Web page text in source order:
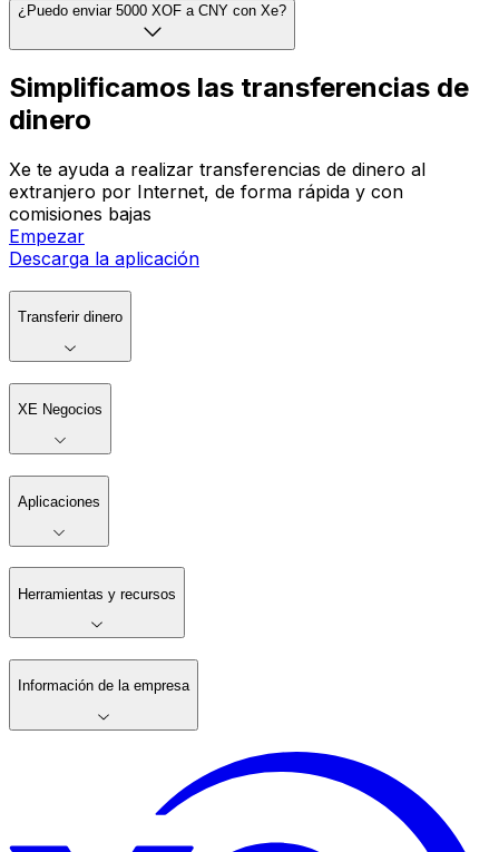
¿Puedo enviar 5000 XOF a CNY con Xe?
Simplificamos las transferencias de
dinero
Xe te ayuda a realizar transferencias de dinero al
extranjero por Internet, de forma rápida y con
comisiones bajas
Empezar
Descarga la aplicación
Transferir dinero
XE Negocios
Aplicaciones
Herramientas y recursos
Información de la empresa